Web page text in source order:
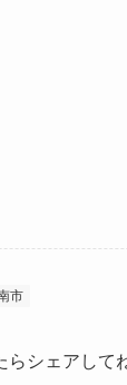
市
らシェアして